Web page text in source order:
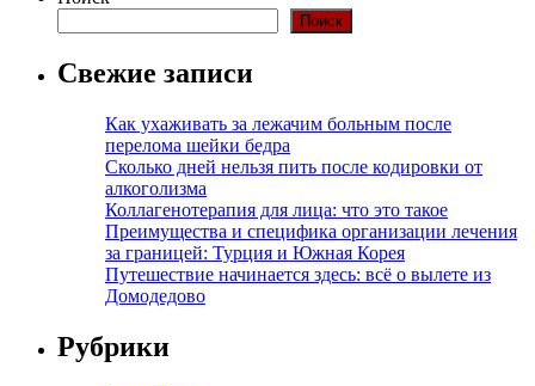
Поиск
Свежие записи
Как ухаживать за лежачим больным после
перелома шейки бедра
Сколько дней нельзя пить после кодировки от
алкоголизма
Коллагенотерапия для лица: что это такое
Преимущества и специфика организации лечения
за границей: Турция и Южная Корея
Путешествие начинается здесь: всё о вылете из
Домодедово
Рубрики